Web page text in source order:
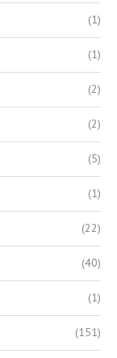
(1)
(1)
(2)
(2)
(5)
(1)
(22)
(40)
(1)
(151)